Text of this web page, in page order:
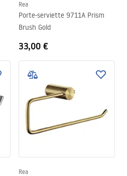
Rea
Porte-serviette 9711A Prism
Brush Gold
33,00 €
Rea